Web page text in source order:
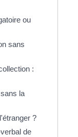
ou
sans
:
la
?
de